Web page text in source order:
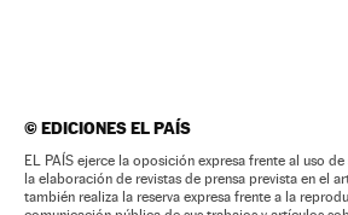
©EDICIONES EL PAÍS
EL PAÍS ejerce la oposición expresa frente al uso
la elaboración de revistas de prensa prevista en el
también realiza la reserva expresa frente a la